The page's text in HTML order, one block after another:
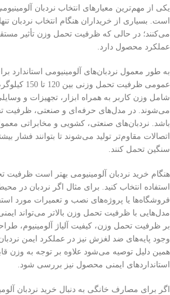
یکی از مهم‌ترین معیارهای انتخاب نردبان
است. بسیاری از خریداران هنگام انتخاب نردبان تنها
می‌کنند؛ در حالی که ظرفیت تحمل وزن تأثیر
عملکرد محصول دارد.
به طور معمول نردبان‌های آلومینیومی استاندارد
عمومی ظرفیت
شامل وزن کاربر به همراه ابزار، تجهیزات و
می‌شوند. در مدل‌های حرفه‌ای و صنعتی، ظرفیت
باشد. نردبان‌های صنعتی، کشویی و مخابراتی
اتصالات مقاوم‌تر تولید می‌شوند تا بتوانند فشار
سنگین تحمل کنند.
هنگام خرید نردبان آلومینیومی بهتر است ظرفیت
استفاده انتخاب کنید. برای مثال اگر نردبان در
فروشگاه‌ها یا پروژه‌های نصب و تعمیرات مورد
مدل‌هایی با ظرفیت تحمل وزن بالاتر می‌تواند
بر ظرفیت تحمل وزن، کیفیت آلیاژ آلومینیوم،
وجود پایه‌های ضد لغزش نیز در عملکرد ایمن
همین دلیل توصیه می‌شود علاوه بر توجه به وزن
استانداردهای ایمنی محصول نیز بررسی شود.
اگر برای مصارف خانگی به دنبال خرید نردبان